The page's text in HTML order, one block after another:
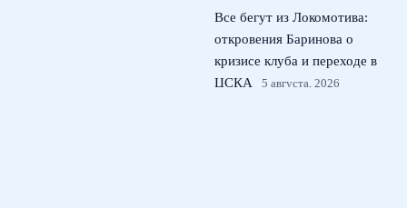
Все бегут из Локомотива:
откровения Баринова о
кризисе клуба и переходе в
ЦСКА
5 августа, 2026